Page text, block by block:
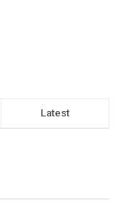
Latest